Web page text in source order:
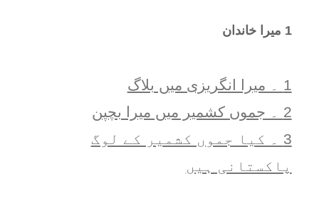
1 ميرا خاندان
1 ۔ ميرا انگريزی ميں بلاگ
2 ۔ جموں کشمیر میں میرا بچپن
3 ۔ کیا جموں کشمیر کے لوگ
پاکستانی ہیں